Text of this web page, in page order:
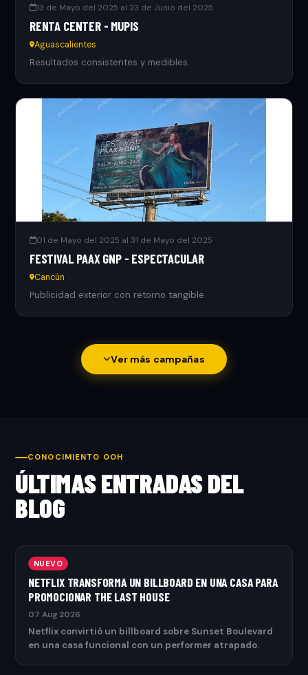
13 de Mayo del 2025 al 23 de Junio del 2025
RENTA CENTER - MUPIS
Aguascalientes
Resultados consistentes y medibles.
01 de Mayo del 2025 al 31 de Mayo del 2025
FESTIVAL PAAX GNP - ESPECTACULAR
Cancún
Publicidad exterior con retorno tangible.
Ver más campañas
CONOCIMIENTO OOH
ÚLTIMAS ENTRADAS DEL
BLOG
NUEVO
NETFLIX TRANSFORMA UN BILLBOARD EN UNA CASA PARA
PROMOCIONAR THE LAST HOUSE
07 Aug 2026
Netflix convirtió un billboard sobre Sunset Boulevard
en una casa funcional con un performer atrapado.